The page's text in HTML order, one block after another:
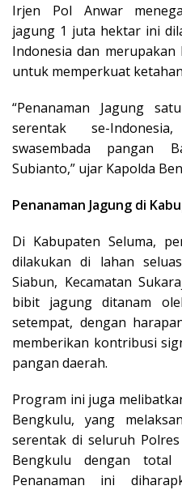
Irjen Pol Anwar
jagung 1 juta hektar ini
Indonesia dan
untuk memperkuat
“Penanaman Jagung
serentak se-
swasembada pangan
Subianto,” ujar Kapolda
Penanaman Jagung di
Di Kabupaten Seluma,
dilakukan di lahan
Siabun, Kecamatan
bibit jagung ditanam
setempat, dengan
memberikan kontribusi
pangan daerah.
Program ini juga
Bengkulu, yang
serentak di seluruh
Bengkulu dengan
Penanaman ini